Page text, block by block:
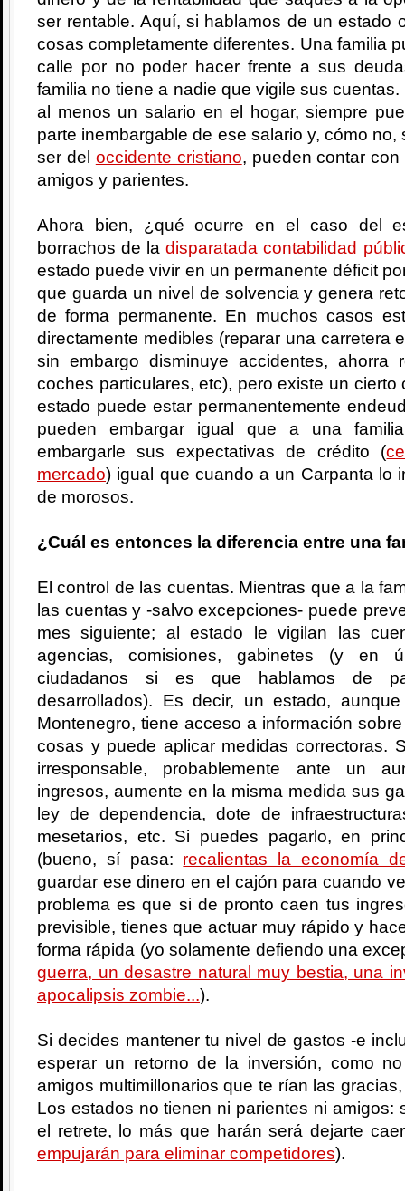
ser rentable. Aquí, si hablamos de un estado
cosas completamente diferentes. Una familia
calle por no poder hacer frente a sus
familia no tiene a nadie que vigile sus
al menos un salario en el hogar, siempre
parte inembargable de ese salario y, cómo no,
ser del occidente cristiano, pueden contar
amigos y parientes.
Ahora bien, ¿qué ocurre en el caso del
borrachos de ladisparatada contabilidad
estado puede vivir en un permanente déficit
que guarda un nivel de solvencia y genera
de forma permanente. En muchos casos
directamente medibles (reparar una carretera
sin embargo disminuye accidentes, ahorra
coches particulares, etc), pero existe un
estado puede estar permanentemente
pueden embargar igual que a una
embargarle sus expectativas de crédito (
mercado) igual que cuando a un Carpanta lo
de morosos.
¿Cuál es entonces la diferencia entre una
El control de las cuentas. Mientras que a la
las cuentas y -salvo excepciones- puede
mes siguiente; al estado le vigilan las
agencias, comisiones, gabinetes (y en
ciudadanos si es que hablamos de
desarrollados). Es decir, un estado,
Montenegro, tiene acceso a información
cosas y puede aplicar medidas correctoras.
irresponsable, probablemente ante un
ingresos, aumente en la misma medida sus
ley de dependencia, dote de
mesetarios, etc. Si puedes pagarlo, en
(bueno, sí pasa: recalientas la economía
guardar ese dinero en el cajón para cuando
problema es que si de pronto caen tus
previsible, tienes que actuar muy rápido y
forma rápida (yo solamente defiendo una
guerra, un desastre natural muy bestia, una
apocalipsis zombie...).
Si decides mantener tu nivel de gastos -e
esperar un retorno de la inversión, como
amigos multimillonarios que te rían las
Los estados no tienen ni parientes ni amigos:
el retrete, lo más que harán será dejarte
empujarán para eliminar competidores).